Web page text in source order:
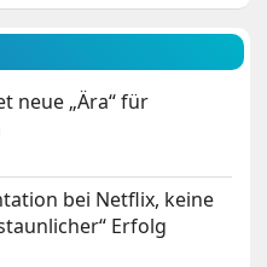
neue „Ära“ für
bei Netflix, keine
Erfolg